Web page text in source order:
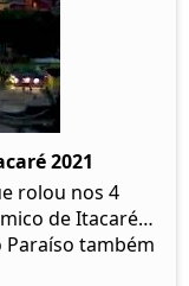
2021
rolou nos 4
de Itacaré…
também